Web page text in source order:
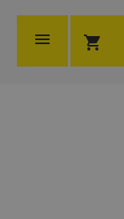
 shopping_cart